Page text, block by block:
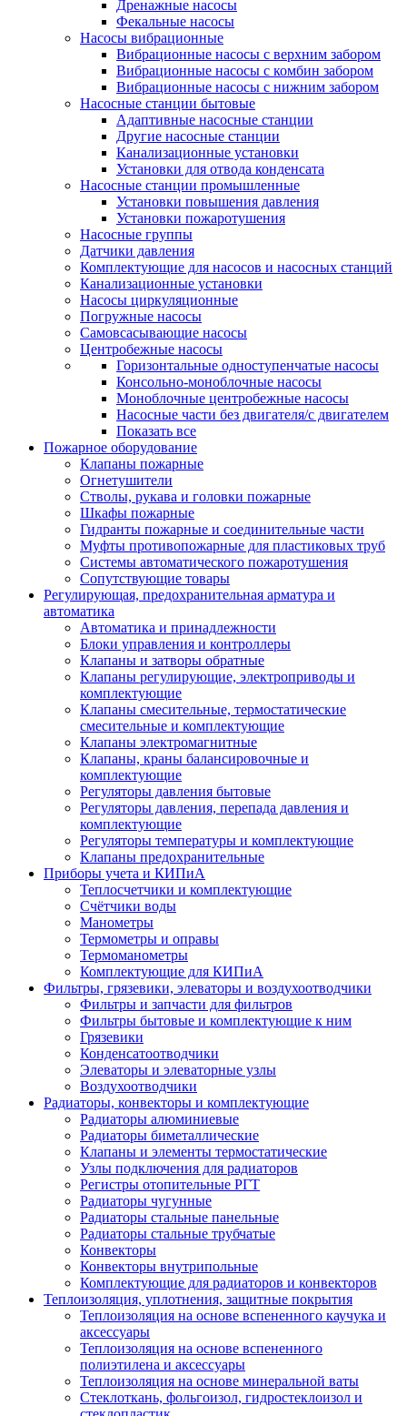
Дренажные насосы
Фекальные насосы
Насосы вибрационные
Вибрационные насосы с верхним забором
Вибрационные насосы с комбин забором
Вибрационные насосы с нижним забором
Насосные станции бытовые
Адаптивные насосные станции
Другие насосные станции
Канализационные установки
Установки для отвода конденсата
Насосные станции промышленные
Установки повышения давления
Установки пожаротушения
Насосные группы
Датчики давления
Комплектующие для насосов и насосных станций
Канализационные установки
Насосы циркуляционные
Погружные насосы
Самовсасывающие насосы
Центробежные насосы
Горизонтальные одноступенчатые насосы
Консольно-моноблочные насосы
Моноблочные центробежные насосы
Насосные части без двигателя/с двигателем
Показать все
Пожарное оборудование
Клапаны пожарные
Огнетушители
Стволы, рукава и головки пожарные
Шкафы пожарные
Гидранты пожарные и соединительные части
Муфты противопожарные для пластиковых труб
Системы автоматического пожаротушения
Сопутствующие товары
Регулирующая, предохранительная арматура и
автоматика
Автоматика и принадлежности
Блоки управления и контроллеры
Клапаны и затворы обратные
Клапаны регулирующие, электроприводы и
комплектующие
Клапаны смесительные, термостатические
смесительные и комплектующие
Клапаны электромагнитные
Клапаны, краны балансировочные и
комплектующие
Регуляторы давления бытовые
Регуляторы давления, перепада давления и
комплектующие
Регуляторы температуры и комплектующие
Клапаны предохранительные
Приборы учета и КИПиА
Теплосчетчики и комплектующие
Счётчики воды
Манометры
Термометры и оправы
Термоманометры
Комплектующие для КИПиА
Фильтры, грязевики, элеваторы и воздухоотводчики
Фильтры и запчасти для фильтров
Фильтры бытовые и комплектующие к ним
Грязевики
Конденсатоотводчики
Элеваторы и элеваторные узлы
Воздухоотводчики
Радиаторы, конвекторы и комплектующие
Радиаторы алюминиевые
Радиаторы биметаллические
Клапаны и элементы термостатические
Узлы подключения для радиаторов
Регистры отопительные РГТ
Радиаторы чугунные
Радиаторы стальные панельные
Радиаторы стальные трубчатые
Конвекторы
Конвекторы внутрипольные
Комплектующие для радиаторов и конвекторов
Теплоизоляция, уплотнения, защитные покрытия
Теплоизоляция на основе вспененного каучука и
аксессуары
Теплоизоляция на основе вспененного
полиэтилена и аксессуары
Теплоизоляция на основе минеральной ваты
Стеклоткань, фольгоизол, гидростеклоизол и